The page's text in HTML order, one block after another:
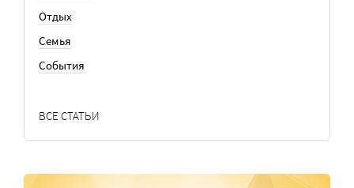
Отдых
Семья
События
ВСЕ СТАТЬИ